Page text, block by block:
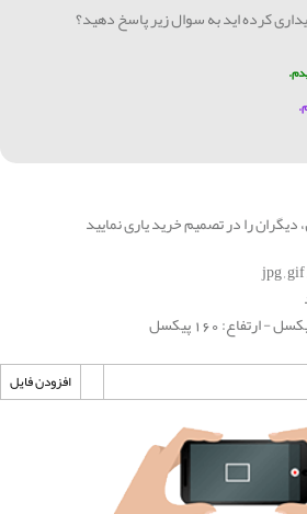
کرده اید به سوال زیر پاسخ دهید؟
را در تصمیم خرید یاری نمایید
افزودن فایل